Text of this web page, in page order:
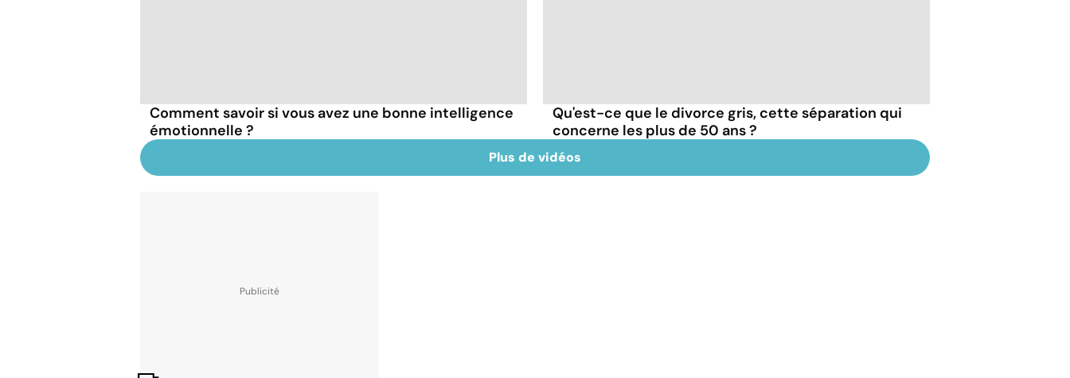
Comment savoir si vous avez une bonne intelligence
émotionnelle ?
Qu'est-ce que le divorce gris, cette séparation qui
concerne les plus de 50 ans ?
Plus de vidéos